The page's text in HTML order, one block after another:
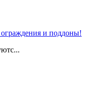
и поддоны!